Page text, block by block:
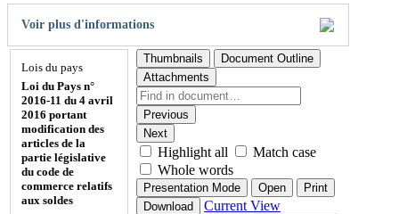
Voir plus d'informations
Lois du pays
Loi du Pays n°
2016-11 du 4 avril
2016 portant
modification des
articles de la
partie législative
du code de
commerce relatifs
aux soldes
Thumbnails
Document Outline
Attachments
Previous
Next
Highlight all
Match case
Whole words
Presentation Mode Open
Print
Download
Current View